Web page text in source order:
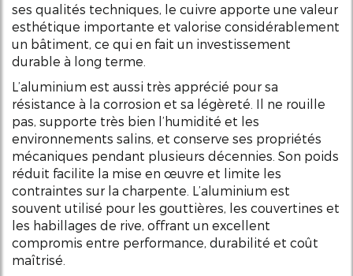
ses qualités techniques, le cuivre apporte une valeur
esthétique importante et valorise considérablement
un bâtiment, ce qui en fait un investissement
durable à long terme.
L’aluminium est aussi très apprécié pour sa
résistance à la corrosion et sa légèreté. Il ne rouille
pas, supporte très bien l’humidité et les
environnements salins, et conserve ses propriétés
mécaniques pendant plusieurs décennies. Son poids
réduit facilite la mise en œuvre et limite les
contraintes sur la charpente. L’aluminium est
souvent utilisé pour les gouttières, les couvertines et
les habillages de rive, offrant un excellent
compromis entre performance, durabilité et coût
maîtrisé.